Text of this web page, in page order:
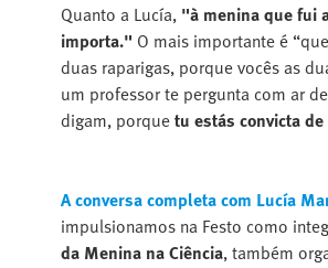
Quanto a Lucía, "à menina que fui
importa." O mais importante é “que
duas raparigas, porque vocês as
um professor te pergunta com ar
digam, porquetu estás convicta
A conversa completa com Lucía
impulsionamos na Festo como
da Menina na Ciência, também